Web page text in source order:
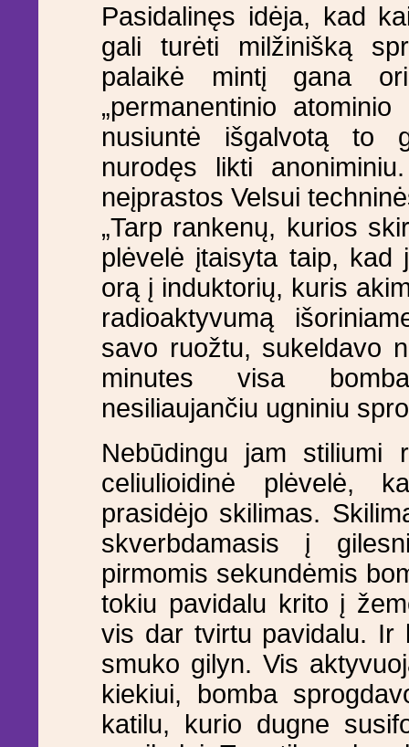
Pasidalinęs idėja, kad
gali turėti milžinišką
palaikė mintį gana
„permanentinio
nusiuntė išgalvotą to
nurodęs likti
neįprastos Velsui
„Tarp rankenų, kurios
plėvelė įtaisyta taip, kad
orą į induktorių, kuris
radioaktyvumą
savo ruožtu, sukeldavo
minutes visa
nesiliaujančiu ugniniu
Nebūdingu jam stiliumi
celiulioidinė plėvelė,
prasidėjo skilimas.
skverbdamasis į
pirmomis sekundėmis
tokiu pavidalu krito į
vis dar tvirtu pavidalu. Ir
smuko gilyn. Vis
kiekiui, bomba
katilu, kurio dugne